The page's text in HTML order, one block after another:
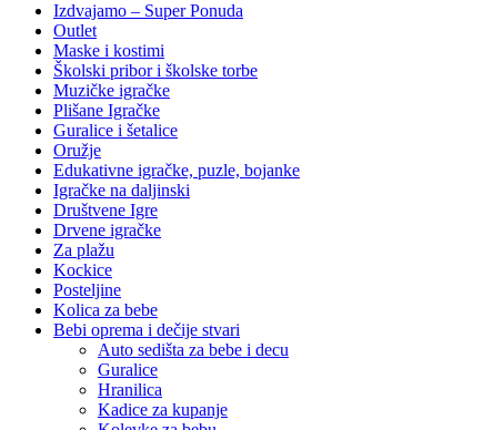
Izdvajamo – Super Ponuda
Outlet
Maske i kostimi
Školski pribor i školske torbe
Muzičke igračke
Plišane Igračke
Guralice i šetalice
Oružje
Edukativne igračke, puzle, bojanke
Igračke na daljinski
Društvene Igre
Drvene igračke
Za plažu
Kockice
Posteljine
Kolica za bebe
Bebi oprema i dečije stvari
Auto sedišta za bebe i decu
Guralice
Hranilica
Kadice za kupanje